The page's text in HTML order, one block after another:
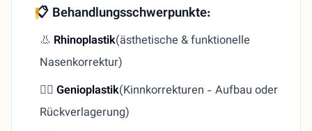
📋 Behandlungsschwerpunkte:
👃 Rhinoplastik(ästhetische & funktionelle
Nasenkorrektur)
👱‍♂️Genioplastik(Kinnkorrekturen - Aufbau oder
Rückverlagerung)